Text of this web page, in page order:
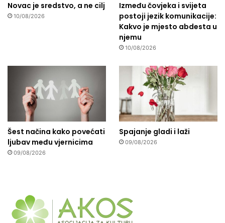
Novac je sredstvo, a ne cilj
10/08/2026
Između čovjeka i svijeta
postoji jezik komunikacije:
Kakvo je mjesto abdesta u
njemu
10/08/2026
Šest načina kako povećati
ljubav među vjernicima
09/08/2026
Spajanje gladi i laži
09/08/2026